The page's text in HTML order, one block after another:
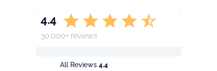
All Reviews 4.4
4.4
30.000+ reviews